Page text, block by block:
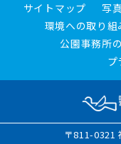
サイトマップ 写
環境への取り組
公園事務所
プ
〒811-0321